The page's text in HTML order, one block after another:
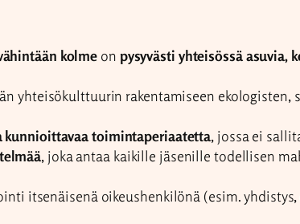
kolme on pysyvästi yhteisössä asuvia,
yhteisökulttuurin rakentamiseen
toimintaperiaatetta, jossa ei
, joka antaa kaikille jäsenille todellisen
itsenäisenä oikeushenkilönä (esim.